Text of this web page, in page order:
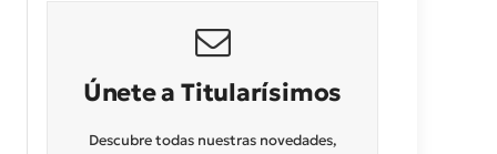
Únete a Titularísimos
Descubre todas nuestras novedades,